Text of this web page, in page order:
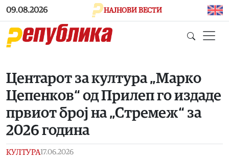
Skip to main content
09.08.2026 НАЈНОВИ ВЕСТИ
Центарот за култура „Марко
Цепенков“ од Прилеп го издаде
првиот број на „Стремеж“ за
2026 година
КУЛТУРА17.06.2026